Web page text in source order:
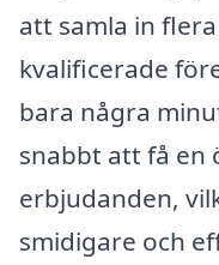
att samla in
kvalificerade
bara några
snabbt att få en
erbjudanden,
smidigare och